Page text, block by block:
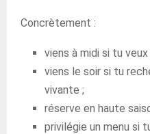
Concrètement :
viens à midi si tu
viens le soir si tu
vivante ;
réserve en haute
privilégie un menu si